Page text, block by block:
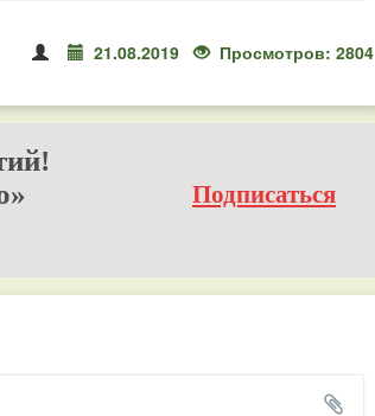
21.08.2019 Просмотров: 2804
Подписаться